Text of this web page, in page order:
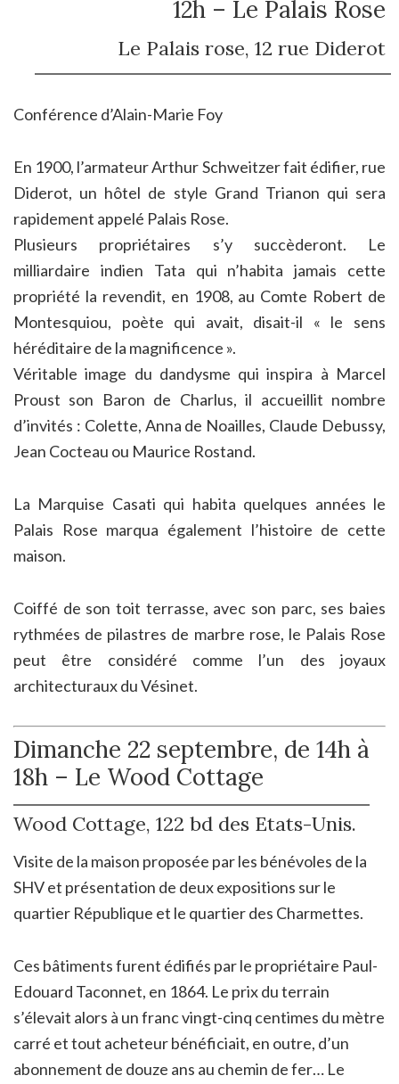
12h – Le Palais Rose
Le Palais rose, 12 rue Diderot
Conférence d’Alain-Marie Foy
En 1900, l’armateur Arthur Schweitzer fait édifier, rue
Diderot, un hôtel de style Grand Trianon qui sera
rapidement appelé Palais Rose.
Plusieurs propriétaires s’y succèderont. Le
milliardaire indien Tata qui n’habita jamais cette
propriété la revendit, en 1908, au Comte Robert de
Montesquiou, poète qui avait, disait-il « le sens
héréditaire de la magnificence ».
Véritable image du dandysme qui inspira à Marcel
Proust son Baron de Charlus, il accueillit nombre
d’invités : Colette, Anna de Noailles, Claude Debussy,
Jean Cocteau ou Maurice Rostand.
La Marquise Casati qui habita quelques années le
Palais Rose marqua également l’histoire de cette
maison.
Coiffé de son toit terrasse, avec son parc, ses baies
rythmées de pilastres de marbre rose, le Palais Rose
peut être considéré comme l’un des joyaux
architecturaux du Vésinet.
Dimanche 22 septembre, de 14h à
18h – Le Wood Cottage
Wood Cottage, 122 bd des Etats-Unis.
Visite de la maison proposée par les bénévoles de la
SHV et présentation de deux expositions sur le
quartier République et le quartier des Charmettes.
Ces bâtiments furent édifiés par le propriétaire Paul-
Edouard Taconnet, en 1864. Le prix du terrain
s’élevait alors à un franc vingt-cinq centimes du mètre
carré et tout acheteur bénéficiait, en outre, d’un
abonnement de douze ans au chemin de fer… Le